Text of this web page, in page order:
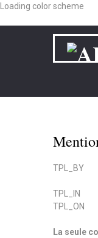
Loading color scheme
TPL_BY
TPL_IN
TPL_ON
La seule